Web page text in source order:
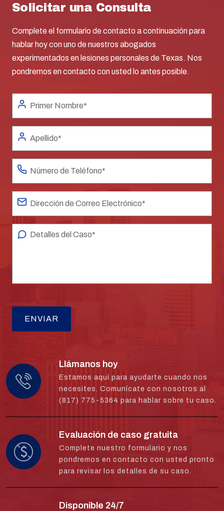
Solicitar una Consulta
Complete el formulario de contacto a continuación para
hablar hoy con uno de nuestros abogados
experimentados en lesiones personales de Texas. Nos
pondremos en contacto con usted lo antes posible.
Llámanos hoy
Estamos aquí para ayudarte cuando nos
necesites. Comunícate con nosotros al
(817) 775-5364 para hablar sobre tu caso.
Evaluación de caso gratuita
Complete nuestro formulario y nos
pondremos en contacto con usted pronto
para revisar los detalles de su caso.
Disponible 24/7